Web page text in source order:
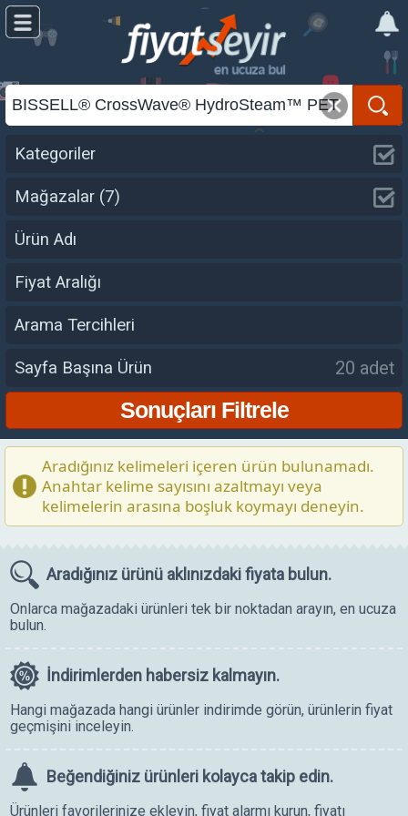
Kategoriler
Mağazalar (7)
Ürün Adı
Fiyat Aralığı
Arama Tercihleri
Sayfa Başına Ürün 20 adet
Aradığınız kelimeleri içeren ürün bulunamadı.
Anahtar kelime sayısını azaltmayı veya
kelimelerin arasına boşluk koymayı deneyin.
Aradığınız ürünü aklınızdaki fiyata bulun.
Onlarca mağazadaki ürünleri tek bir noktadan arayın, en ucuza
bulun.
İndirimlerden habersiz kalmayın.
Hangi mağazada hangi ürünler indirimde görün, ürünlerin fiyat
geçmişini inceleyin.
Beğendiğiniz ürünleri kolayca takip edin.
Ürünleri favorilerinize ekleyin, fiyat alarmı kurun, fiyatı